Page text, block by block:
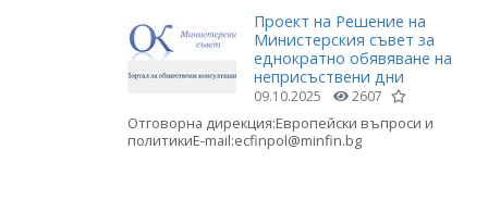
Проект на Решение на
Министерския съвет за
еднократно обявяване на
неприсъствени дни
09.10.2025 2607
Отговорна дирекция:Европейски въпроси и
политикиE-mail:ecfinpol@minfin.bg